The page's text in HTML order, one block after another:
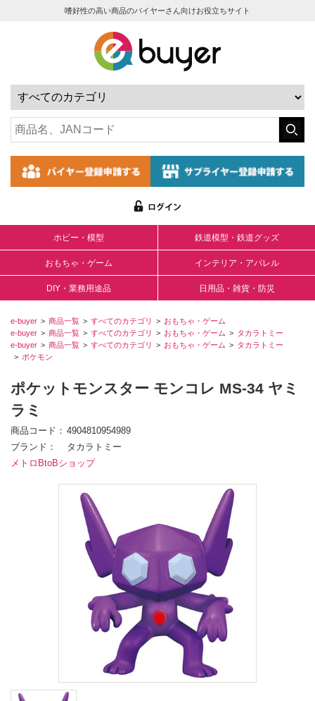
嗜好性の高い商品のバイヤーさん向けお役立ちサイト
ホビー・模型 鉄道模型・鉄道グッズ
おもちゃ・ゲーム インテリア・アパレル
DIY・業務用途品 日用品・雑貨・防災
e-buyer 商品一覧 すべてのカテゴリ
おもちゃ・ゲーム
e-buyer
商品一覧 すべてのカテゴリ おもちゃ・ゲーム
タカラトミー
e-buyer
商品一覧 すべてのカテゴリ おもちゃ・ゲーム
タカラトミー
ポケモン
ポケットモンスター モンコレ MS-34 ヤミ
ラミ
商品コード
4904810954989
ブランド
タカラトミー
メトロBtoBショップ